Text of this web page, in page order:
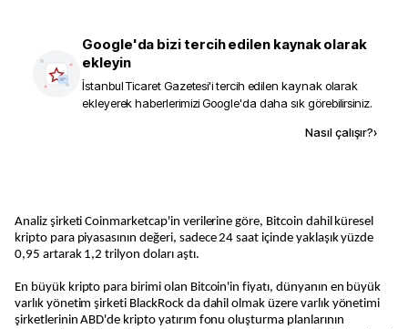
Google'da bizi tercih edilen kaynak olarak
ekleyin
İstanbul Ticaret Gazetesi'i tercih edilen kaynak olarak
ekleyerek haberlerimizi Google'da daha sık görebilirsiniz.
Nasıl çalışır?›
Analiz şirketi Coinmarketcap'in verilerine göre, Bitcoin dahil küresel
kripto para piyasasının değeri, sadece 24 saat içinde yaklaşık yüzde
0,95 artarak 1,2 trilyon doları aştı.
En büyük kripto para birimi olan Bitcoin'in fiyatı, dünyanın en büyük
varlık yönetim şirketi BlackRock da dahil olmak üzere varlık yönetimi
şirketlerinin ABD'de kripto yatırım fonu oluşturma planlarının